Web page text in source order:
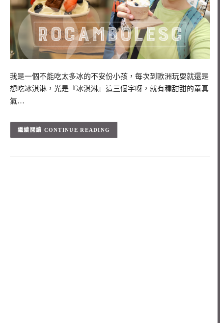
我是一個不能吃太多冰的不安份小孩，每次到歐洲玩耍就還是
想吃冰淇淋，光是『冰淇淋』這三個字呀，就有種甜甜的童真
氣…
CONTINUE READING